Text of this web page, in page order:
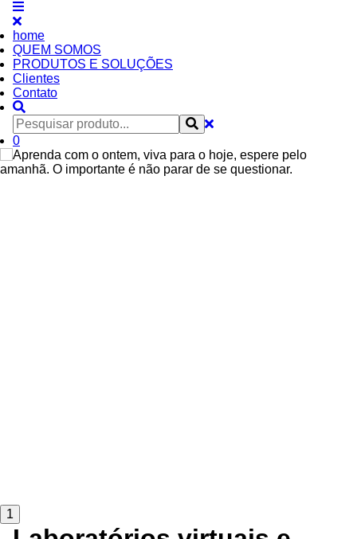
home
QUEM SOMOS
PRODUTOS E SOLUÇÕES
Clientes
Contato
0
1